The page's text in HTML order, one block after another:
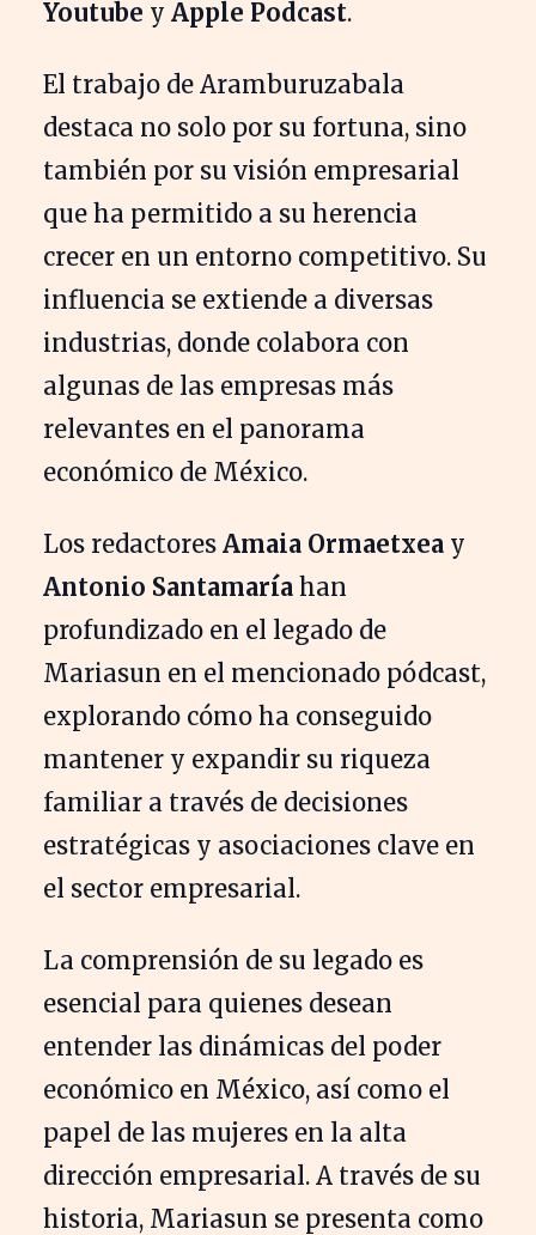
Youtube y Apple Podcast.
El trabajo de Aramburuzabala
destaca no solo por su fortuna, sino
también por su visión empresarial
que ha permitido a su herencia
crecer en un entorno competitivo. Su
influencia se extiende a diversas
industrias, donde colabora con
algunas de las empresas más
relevantes en el panorama
económico de México.
Los redactores Amaia Ormaetxea y
Antonio Santamaría han
profundizado en el legado de
Mariasun en el mencionado pódcast,
explorando cómo ha conseguido
mantener y expandir su riqueza
familiar a través de decisiones
estratégicas y asociaciones clave en
el sector empresarial.
La comprensión de su legado es
esencial para quienes desean
entender las dinámicas del poder
económico en México, así como el
papel de las mujeres en la alta
dirección empresarial. A través de su
historia, Mariasun se presenta como